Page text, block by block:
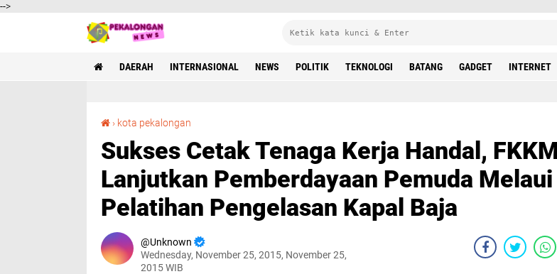
-->
DAERAH INTERNASIONAL NEWS POLITIK TEKNOLOGI BATANG GADGET INTERNET
› kota pekalongan
Sukses Cetak Tenaga Kerja Handal,
Lanjutkan Pemberdayaan Pemuda Melaui
Pelatihan Pengelasan Kapal Baja
Unknown
Wednesday, November 25, 2015, November 25,
2015 WIB